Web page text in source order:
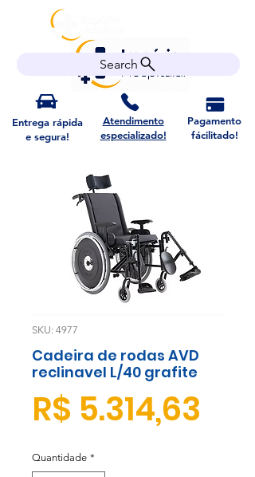
Search
Entrega rápida
e segura!
Atendimento
especializado!
Pagamento
fácilitado!
SKU: 4977
Cadeira de rodas AVD
reclinavel L/40 grafite
R$ 5.314,63
Quantidade *